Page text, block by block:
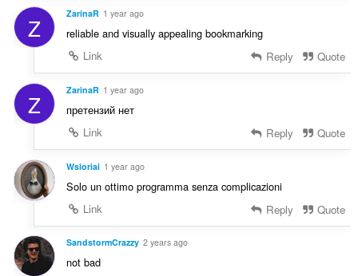
Z ZarinaR 1 year ago
reliable and visually appealing bookmarking
Link
Reply Quote
Z ZarinaR 1 year ago
претензий нет
Link
Reply Quote
Wsioriai 1 year ago
Solo un ottimo programma senza complicazioni
Link
Reply Quote
SandstormCrazzy 2 years ago
not bad